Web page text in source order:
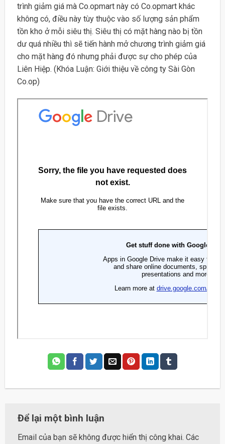
trình giảm giá mà Co.opmart này có Co.opmart khác
không có, điều này tùy thuộc vào số lượng sản phẩm
tồn kho ở mỗi siêu thị. Siêu thị có mặt hàng nào bị tồn
dư quá nhiều thì sẽ tiến hành mở chương trình giảm giá
cho mặt hàng đó nhưng phải được sự cho phép của
Liên Hiệp. (Khóa Luận: Giới thiệu về công ty Sài Gòn
Co.op)
Để lại một bình luận
Email của bạn sẽ không được hiển thị công khai. Các